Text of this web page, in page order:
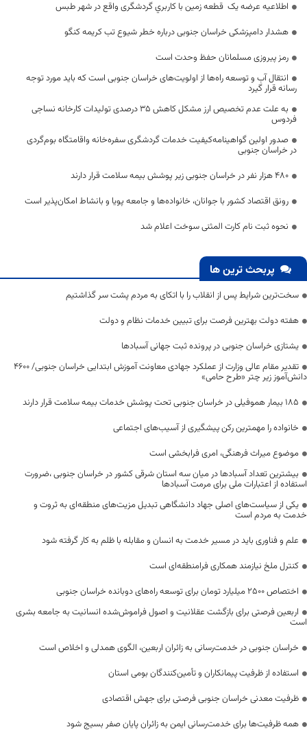
اطلاعیه عرضه یک قطعه زمين با كاربري گردشگری واقع در شهر طبس
هشدار دامپزشکی خراسان جنوبی درباره خطر شیوع تب کریمه کنگو
رمز پیروزی مسلمانان حفظ وحدت است
انتقال آب و توسعه راه‌ها از اولویت‌های خراسان جنوبی است که باید مورد توجه
رسانه قرار گیرد
به علت عدم تخصیص ارز مشکل کاهش ۳۵ درصدی تولیدات کارخانه نساجی
فردوس
صدور اولین گواهینامه‌کیفیت خدمات گردشگری سفره‌خانه واقامتگاه بوم‌گردی
در خراسان جنوبی
۴۸۰ هزار نفر در خراسان جنوبی زیر پوشش بیمه سلامت قرار دارند
رونق اقتصاد کشور با جوانان، خانواده‌ها و جامعه پویا و بانشاط امکان‌پذیر است
نحوه ثبت نام کارت المثنی سوخت اعلام شد
پربحث ترین ها
سخت‌ترین شرایط پس از انقلاب را با اتکای به مردم پشت سر گذاشتیم
هفته دولت بهترین فرصت برای تبیین خدمات نظام و دولت
یشتازی خراسان جنوبی در پرونده ثبت جهانی آسبادها
تقدیر مقام عالی وزارت از عملکرد جهادی معاونت آموزش ابتدایی خراسان جنوبی/ ۴۶۰۰
دانش‌آموز زیر چتر «طرح حامی»
۱۸۵ بیمار هموفیلی در خراسان جنوبی تحت پوشش خدمات بیمه سلامت قرار دارند
خانواده را مهمترین رکن پیشگیری از آسیب‌های اجتماعی
موضوع میراث فرهنگی، امری فرابخشی است
بیشترین تعداد آسبادها در میان سه استان شرقی کشور در خراسان جنوبی ،ضرورت
استفاده از اعتبارات ملی برای مرمت آسبادها
یکی از سیاست‌های اصلی جهاد دانشگاهی تبدیل مزیت‌های منطقه‌ای به ثروت و
خدمت به مردم است
علم و فناوری باید در مسیر خدمت به انسان و مقابله با ظلم به کار گرفته شود
کنترل ملخ نیازمند همکاری فرامنطقه‌ای است
اختصاص 2500 میلیارد تومان برای توسعه راه‌های دوبانده خراسان جنوبی
اربعین فرصتی برای بازگشت عقلانیت و اصول فراموش‌شده انسانیت به جامعه بشری
است
خراسان جنوبی در خدمت‌رسانی به زائران اربعین، الگوی همدلی و اخلاص است
استفاده از ظرفیت پیمانکاران و تأمین‌کنندگان بومی استان
ظرفیت معدنی خراسان جنوبی فرصتی برای جهش اقتصادی
همه ظرفیت‌ها برای خدمت‌رسانی ایمن به زائران پایان صفر بسیج شود